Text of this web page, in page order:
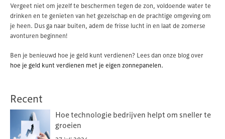
Vergeet niet om jezelf te beschermen tegen de zon, voldoende water te
drinken en te genieten van het gezelschap en de prachtige omgeving om
je heen. Dus ga naar buiten, adem de frisse lucht in en laat de zomerse
avonturen beginnen!
Ben je benieuwd hoe je geld kunt verdienen? Lees dan onze blog over
hoe je geld kunt verdienen met je eigen zonnepanelen.
Recent
Hoe technologie bedrijven helpt om sneller te
groeien